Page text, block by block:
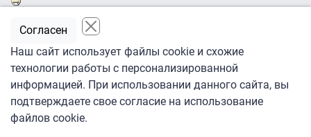
Наш сайт использует файлы cookie и схожие
технологии работы с персонализированной
информацией. При использовании данного сайта, вы
подтверждаете свое согласие на использование
файлов cookie.
Согласен